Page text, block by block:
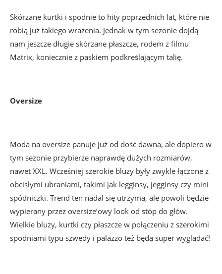
Skórzane kurtki i spodnie to hity poprzednich lat, które nie
robią już takiego wrażenia. Jednak w tym sezonie dojdą
nam jeszcze długie skórzane płaszcze, rodem z filmu
Matrix, koniecznie z paskiem podkreślającym talię.
Oversize
Moda na oversize panuje już od dość dawna, ale dopiero w
tym sezonie przybierze naprawdę dużych rozmiarów,
nawet XXL. Wcześniej szerokie bluzy były zwykle łączone z
obcisłymi ubraniami, takimi jak legginsy, jegginsy czy mini
spódniczki. Trend ten nadal się utrzyma, ale powoli będzie
wypierany przez oversize’owy look od stóp do głów.
Wielkie bluzy, kurtki czy płaszcze w połączeniu z szerokimi
spodniami typu szwedy i palazzo też będą super wyglądać!